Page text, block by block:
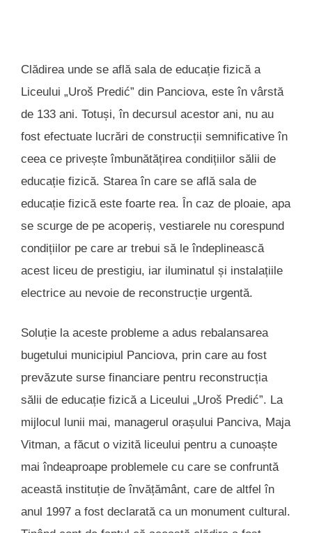
Clădirea unde se află sala de educație fizică a
Liceului „Uroš Predić” din Panciova, este în vârstă
de 133 ani. Totuși, în decursul acestor ani, nu au
fost efectuate lucrări de construcții semnificative în
ceea ce privește îmbunătățirea condițiilor sălii de
educație fizică. Starea în care se află sala de
educație fizică este foarte rea. În caz de ploaie, apa
se scurge de pe acoperiș, vestiarele nu corespund
condițiilor pe care ar trebui să le îndeplinească
acest liceu de prestigiu, iar iluminatul și instalațiile
electrice au nevoie de reconstrucție urgentă.
Soluție la aceste probleme a adus rebalansarea
bugetului municipiul Panciova, prin care au fost
prevăzute surse financiare pentru reconstrucția
sălii de educație fizică a Liceului „Uroš Predić”. La
mijlocul lunii mai, managerul orașului Panciva, Maja
Vitman, a făcut o vizită liceului pentru a cunoaște
mai îndeaproape problemele cu care se confruntă
această instituție de învățământ, care de altfel în
anul 1997 a fost declarată ca un monument cultural.